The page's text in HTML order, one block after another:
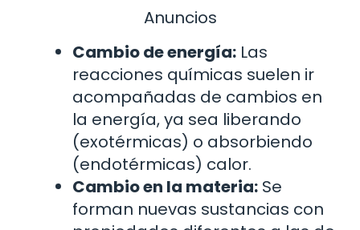
Anuncios
Cambio de energía: Las
reacciones químicas suelen ir
acompañadas de cambios en
la energía, ya sea liberando
(exotérmicas) o absorbiendo
(endotérmicas) calor.
Cambio en la materia: Se
forman nuevas sustancias con